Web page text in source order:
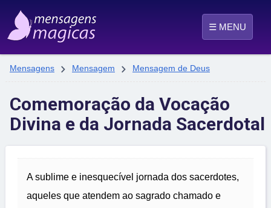
☰ MENU
Mensagens  Mensagem  Mensagem de Deus
Comemoração da Vocação
Divina e da Jornada Sacerdotal
A sublime e inesquecível jornada dos sacerdotes,
aqueles que atendem ao sagrado chamado e